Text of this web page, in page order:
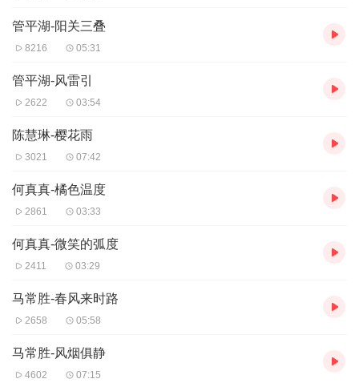
管平湖-阳关三叠
8216 05:31
管平湖-风雷引
2622 03:54
陈慧琳-樱花雨
3021 07:42
何真真-橘色温度
2861 03:33
何真真-微笑的弧度
2411 03:29
马常胜-春风来时路
2658 05:58
马常胜-风烟俱静
4602 07:15